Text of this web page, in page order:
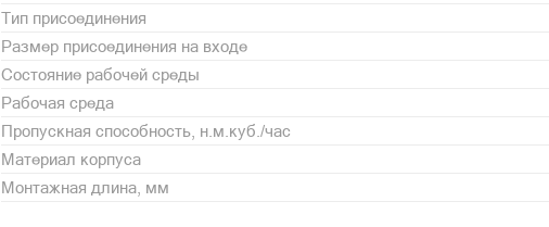
Тип присоединения
Размер присоединения на входе
Состояние рабочей среды
Рабочая среда
Пропускная способность, н.м.куб./час
Материал корпуса
Монтажная длина, мм